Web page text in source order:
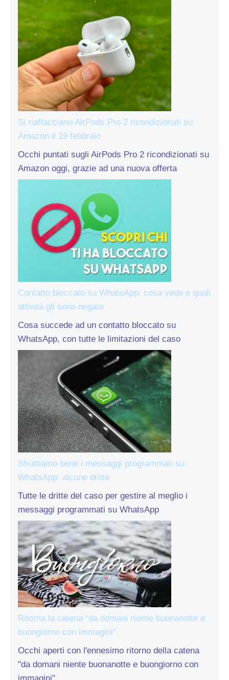
Si riaffacciano AirPods Pro 2 ricondizionati su
Amazon il 19 febbraio
Occhi puntati sugli AirPods Pro 2 ricondizionati su
Amazon oggi, grazie ad una nuova offerta
Contatto bloccato su WhatsApp: cosa vede e quali
attività gli sono negate
Cosa succede ad un contatto bloccato su
WhatsApp, con tutte le limitazioni del caso
Sfruttiamo bene i messaggi programmati su
WhatsApp: alcune dritte
Tutte le dritte del caso per gestire al meglio i
messaggi programmati su WhatsApp
Ritorna la catena “da domani niente buonanotte e
buongiorno con immagini”
Occhi aperti con l'ennesimo ritorno della catena
"da domani niente buonanotte e buongiorno con
immagini"